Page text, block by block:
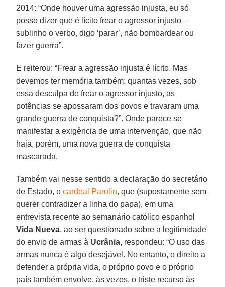
2014: “Onde houver uma agressão injusta, eu só
posso dizer que é lícito frear o agressor injusto –
sublinho o verbo, digo ‘parar’, não bombardear ou
fazer guerra”.
E reiterou: “Frear a agressão injusta é lícito. Mas
devemos ter memória também: quantas vezes, sob
essa desculpa de frear o agressor injusto, as
potências se apossaram dos povos e travaram uma
grande guerra de conquista?”. Onde parece se
manifestar a exigência de uma intervenção, que não
haja, porém, uma nova guerra de conquista
mascarada.
Também vai nesse sentido a declaração do secretário
de Estado, ocardeal Parolin, que (supostamente sem
querer contradizer a linha do papa), em uma
entrevista recente ao semanário católico espanhol
Vida Nueva, ao ser questionado sobre a legitimidade
do envio de armas à Ucrânia, respondeu: “O uso das
armas nunca é algo desejável. No entanto, o direito a
defender a própria vida, o próprio povo e o próprio
país também envolve, às vezes, o triste recurso às